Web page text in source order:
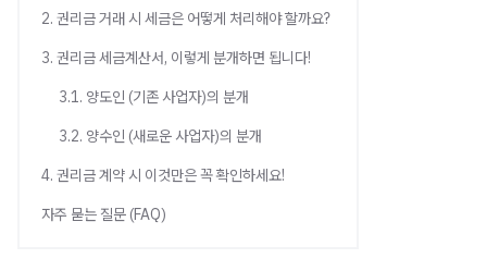
2. 권리금 거래 시 세금은 어떻게 처리해야 할까요?
3. 권리금 세금계산서, 이렇게 분개하면 됩니다!
3.1. 양도인 (기존 사업자)의 분개
3.2. 양수인 (새로운 사업자)의 분개
4. 권리금 계약 시 이것만은 꼭 확인하세요!
자주 묻는 질문 (FAQ)